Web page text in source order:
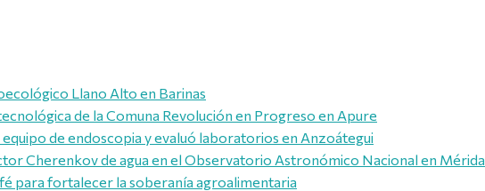
Llano Alto en Barinas
de la Comuna Revolución en Progreso en Apure
de endoscopia y evaluó laboratorios en Anzoátegui
Cherenkov de agua en el Observatorio Astronómico Nacional en Mérida
para fortalecer la soberanía agroalimentaria